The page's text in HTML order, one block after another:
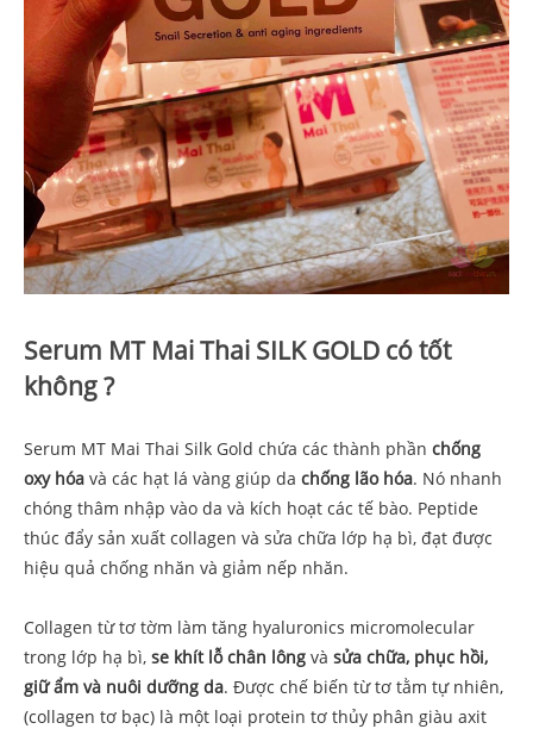
Serum MT Mai Thai SILK GOLD có tốt
không ?
Serum MT Mai Thai Silk Gold chứa các thành phần chống
oxy hóa và các hạt lá vàng giúp da chống lão hóa. Nó nhanh
chóng thâm nhập vào da và kích hoạt các tế bào. Peptide
thúc đẩy sản xuất collagen và sửa chữa lớp hạ bì, đạt được
hiệu quả chống nhăn và giảm nếp nhăn.
Collagen từ tơ tờm làm tăng hyaluronics micromolecular
trong lớp hạ bì, se khít lỗ chân lông và sửa chữa, phục hồi,
giữ ẩm và nuôi dưỡng da. Được chế biến từ tơ tằm tự nhiên,
(collagen tơ bạc) là một loại protein tơ thủy phân giàu axit